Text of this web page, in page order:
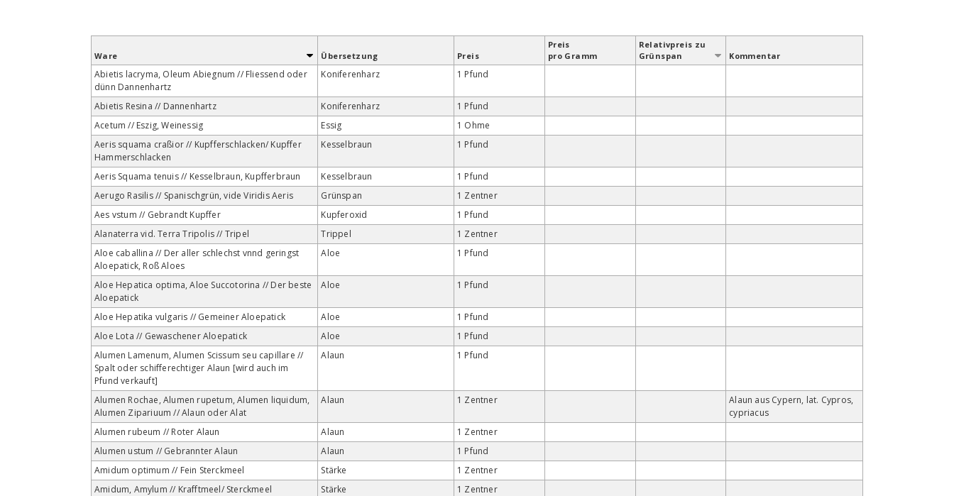
Ware Übersetzung Preis
Preis
pro Gramm
Relativ­preis zu
Grün­span
Kommentar
Abietis lacryma, Oleum Abiegnum // Fliessend oder
dünn Dannenhartz
Koniferenharz 1 Pfund
Abietis Resina // Dannenhartz Koniferenharz
1 Pfund
Acetum // Eszig, Weinessig
Essig
1 Ohme
Aeris squama craßior // Kupfferschlacken/ Kupffer
Hammerschlacken
Kesselbraun 1 Pfund
Aeris Squama tenuis // Kesselbraun, Kupfferbraun Kesselbraun
1 Pfund
Aerugo Rasilis // Spanischgrün, vide Viridis Aeris
Grünspan
1 Zentner
Aes vstum // Gebrandt Kupffer
Kupferoxid
1 Pfund
Alanaterra vid. Terra Tripolis // Tripel
Trippel
1 Zentner
Aloe caballina // Der aller schlechst vnnd geringst
Aloepatick, Roß Aloes
Aloe 1 Pfund
Aloe Hepatica optima, Aloe Succotorina // Der beste
Aloepatick
Aloe 1 Pfund
Aloe Hepatika vulgaris // Gemeiner Aloepatick Aloe
1 Pfund
Aloe Lota // Gewaschener Aloepatick
Aloe
1 Pfund
Alumen Lamenum, Alumen Scissum seu capillare //
Spalt oder schifferechtiger Alaun [wird auch im
Pfund verkauft]
Alaun 1 Pfund
Alumen Rochae, Alumen rupetum, Alumen liquidum,
Alumen Zipariuum // Alaun oder Alat
Alaun 1 Zentner
Alaun aus Cypern, lat. Cypros,
cypriacus
Alumen rubeum // Roter Alaun
Alaun
1 Zentner
Alumen ustum // Gebrannter Alaun
Alaun
1 Pfund
Amidum optimum // Fein Sterckmeel
Stärke
1 Zentner
Amidum, Amylum // Krafftmeel/ Sterckmeel
Stärke
1 Zentner